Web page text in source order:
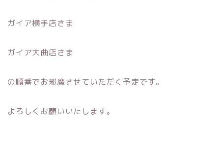
ガイア横手店さま
ガイア大曲店さま
の順番でお邪魔させていただく予定です。
よろしくお願いいたします。